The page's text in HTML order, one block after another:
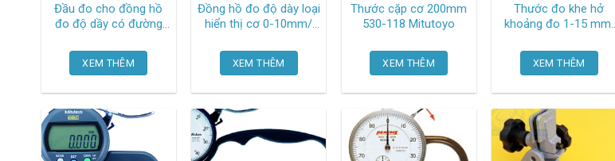
Đầu đo cho đồng hồ
đo độ dầy có đường
807 Peacock
XEM THÊM
Đồng hồ đo độ dày loại
hiển thị cơ 0-10mm/
7301 Mitutoyo
XEM THÊM
Thước cặp cơ 200mm
530-118 Mitutoyo
XEM THÊM
Thước đo khe hở
khoảng đo 1-15 mm,
chính xác +/- 0,05 mm,
độ cứng hv400 62600
XEM THÊM